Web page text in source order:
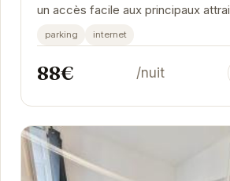
un accès facile aux principaux
Son aménagement moderne et
parking internet
88€ /nuit